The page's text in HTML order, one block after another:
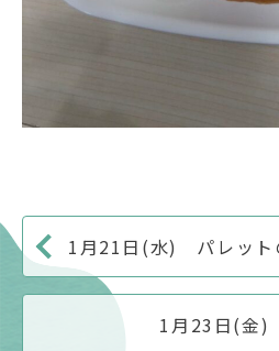
1月21日(水) パレット
1月23日(金)